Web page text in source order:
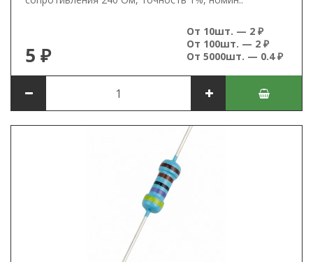
5 ₽
От 10шт. — 2 ₽
От 100шт. — 2 ₽
От 5000шт. — 0.4 ₽